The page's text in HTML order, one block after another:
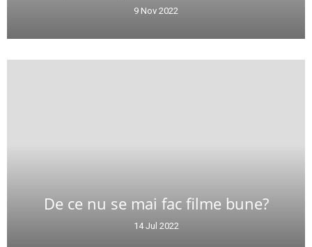
9 Nov 2022
De ce nu se mai fac filme bune?
14 Jul 2022